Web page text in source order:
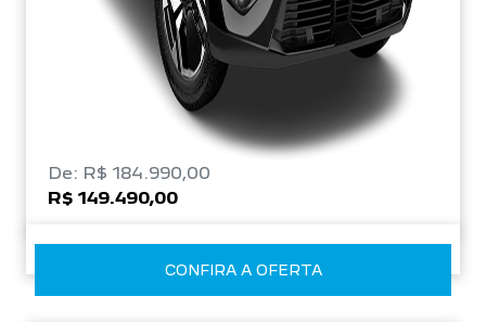
De: R$ 184.990,00
R$ 149.490,00
CONFIRA A OFERTA